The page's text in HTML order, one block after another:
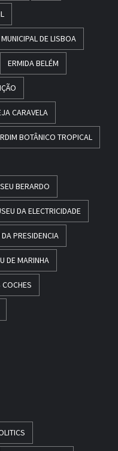
DE LISBOA
ERMIDA BELÉM
CARAVELA
BOTÂNICO TROPICAL
BERARDO
DA ELECTRICIDADE
PRESIDENCIA
DE MARINHA